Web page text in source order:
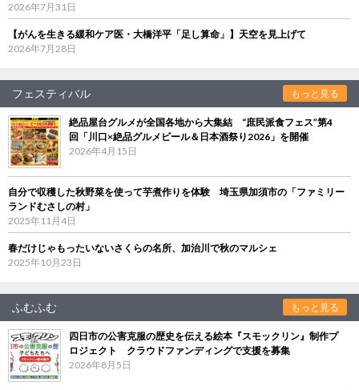
2026年7月31日
【がんを生きる緩和ケア医・大橋洋平「足し算命」】天空を見上げて
2026年7月28日
フェスティバル もっと見る
絶品屋台グルメが全国各地から大集結 “庶民派食フェス”第4
回「川口×絶品グルメビール＆日本酒祭り2026」を開催
2026年4月15日
自分で収穫した秋野菜を使って芋煮作りを体験 埼玉県加須市の「ファミリー
ランドむさしの村」
2025年11月4日
春だけじゃもったいないさくらの名所、加治川で秋のマルシェ
2025年10月23日
ふむふむ もっと見る
四日市の公害克服の歴史を伝える絵本『スモックリン』制作プ
ロジェクト クラウドファンディングで支援を募集
2026年8月5日